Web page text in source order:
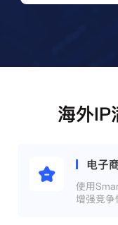
海外IP
电子
使用
增强竞争